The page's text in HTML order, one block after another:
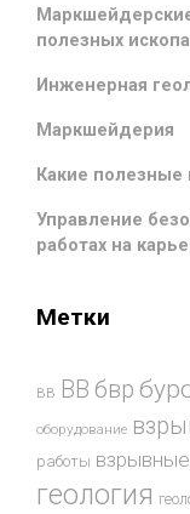
полезных
Инженерная
Маркшейдерия
Какие полезные
Управление
работах на
Метки
ВВ ВВ бвр
оборудование
работы
геология